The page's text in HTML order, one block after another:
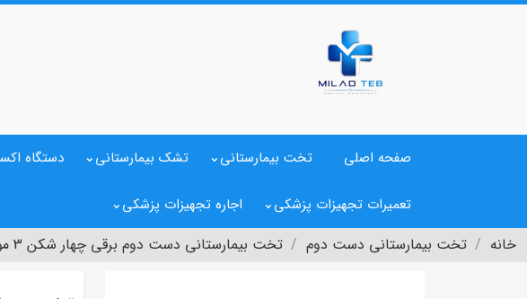
صفحه اصلی تخت بیمارستانی تشک بیمارستانی دستگاه
تعمیرات تجهیزات پزشکی اجاره تجهیزات پزشکی
خانه تخت بیمارستانی دست دوم تخت بیمارستانی دست دوم برقی چهار شکن 3 موتوره